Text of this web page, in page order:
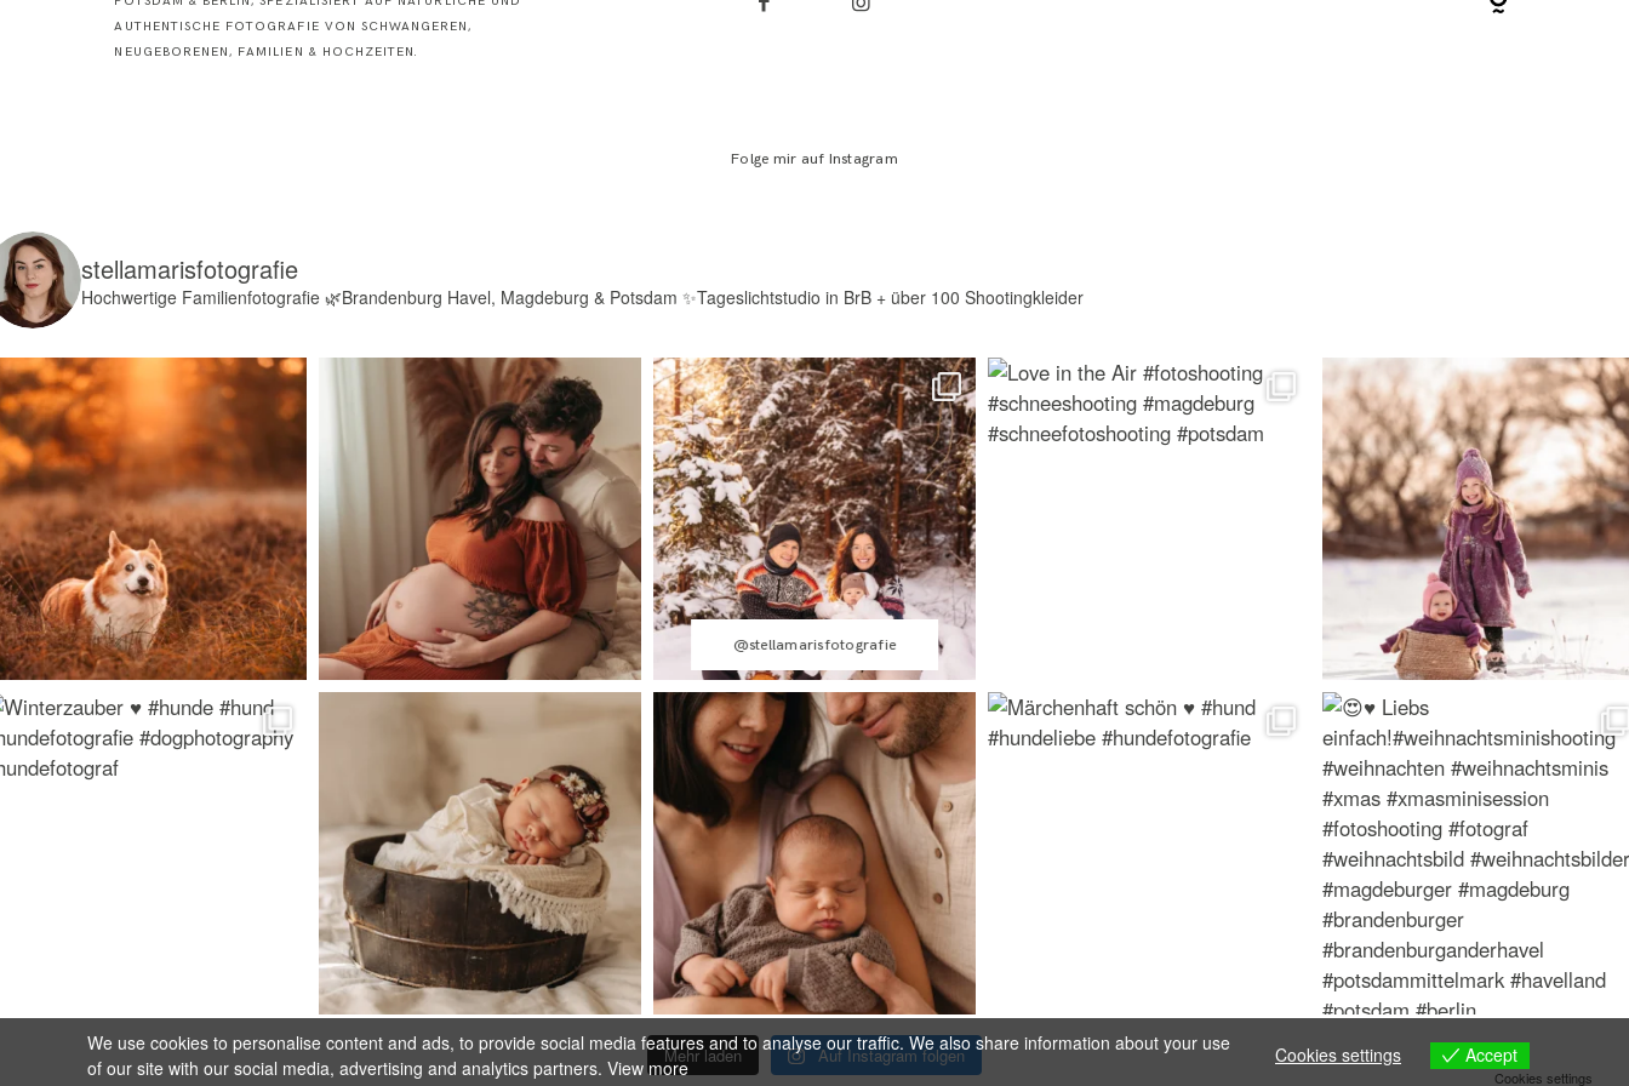
AUTHENTISCHE FOTOGRAFIE VON SCHWANGEREN,
NEUGEBORENEN, FAMILIEN & HOCHZEITEN.
Folge mir auf Instagram
@stellamarisfotografie
stellamarisfotografie
Hochwertige Familienfotografie🌿Brandenburg Havel, Magdeburg & Potsdam ✨Tageslichtstudio in BrB + über 100 Shootingkleider
Mehr laden Auf Instagram folgen
We use cookies to personalise content and ads, to provide social media features and to analyse our traffic. We also share information about your use
of our site with our social media, advertising and analytics partners. View more
Cookies settings Accept
Cookies settings